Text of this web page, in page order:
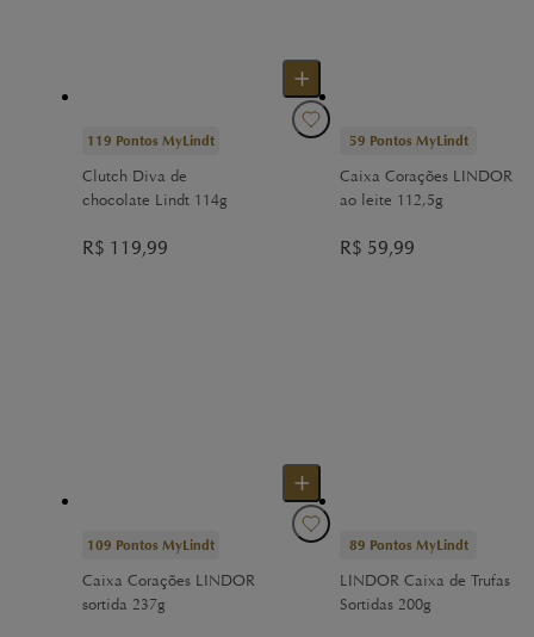
119 Pontos MyLindt
Clutch Diva de
chocolate Lindt 114g
R$ 119,99
59 Pontos MyLindt
Caixa Corações LINDOR
ao leite 112,5g
R$ 59,99
109 Pontos MyLindt
Caixa Corações LINDOR
sortida 237g
89 Pontos MyLindt
LINDOR Caixa de Trufas
Sortidas 200g